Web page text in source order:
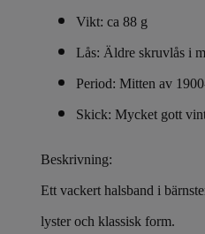
Vikt: ca 88 g
Lås: Äldre skruvlås i
Period: Mitten av
Skick: Mycket gott
Beskrivning:
Ett vackert halsband i
lyster och klassisk form.